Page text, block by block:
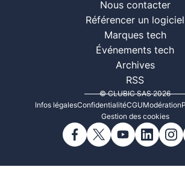
Nous contacter
Référencer un logiciel
Marques tech
Événements tech
Archives
RSS
© CLUBIC SAS 2026
Infos légalesConfidentialitéCGUModération
Gestion des cookies